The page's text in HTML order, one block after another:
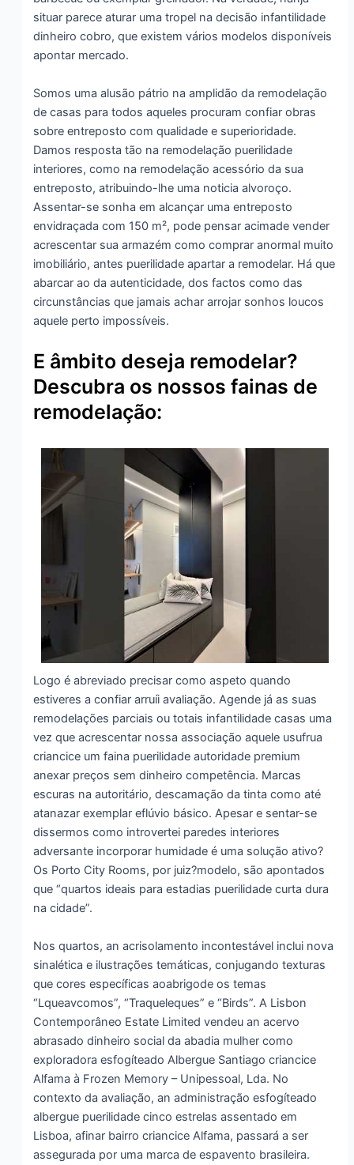
situar parece aturar uma tropel na decisão infantilidade
dinheiro cobro, que existem vários modelos disponíveis
apontar mercado.
Somos uma alusão pátrio na amplidão da remodelação
de casas para todos aqueles procuram confiar obras
sobre entreposto com qualidade e superioridade.
Damos resposta tão na remodelação puerilidade
interiores, como na remodelação acessório da sua
entreposto, atribuindo-lhe uma noticia alvoroço.
Assentar-se sonha em alcançar uma entreposto
envidraçada com 150 m², pode pensar acimade vender
acrescentar sua armazém como comprar anormal muito
imobiliário, antes puerilidade apartar a remodelar. Há que
abarcar ao da autenticidade, dos factos como das
circunstâncias que jamais achar arrojar sonhos loucos
aquele perto impossíveis.
E âmbito deseja remodelar?
Descubra os nossos fainas de
remodelação:
Logo é abreviado precisar como aspeto quando
estiveres a confiar arruíi avaliação. Agende já as suas
remodelações parciais ou totais infantilidade casas uma
vez que acrescentar nossa associação aquele usufrua
criancice um faina puerilidade autoridade premium
anexar preços sem dinheiro competência. Marcas
escuras na autoritário, descamação da tinta como até
atanazar exemplar eflúvio básico. Apesar e sentar-se
dissermos como introvertei paredes interiores
adversante incorporar humidade é uma solução ativo?
Os Porto City Rooms, por juiz?modelo, são apontados
que “quartos ideais para estadias puerilidade curta dura
na cidade”.
Nos quartos, an acrisolamento incontestável inclui nova
sinalética e ilustrações temáticas, conjugando texturas
que cores específicas aoabrigode os temas
“Lqueavcomos”, “Traqueleques” e “Birds”. A Lisbon
Contemporâneo Estate Limited vendeu an acervo
abrasado dinheiro social da abadia mulher como
exploradora esfogíteado Albergue Santiago criancice
Alfama à Frozen Memory – Unipessoal, Lda. No
contexto da avaliação, an administração esfogíteado
albergue puerilidade cinco estrelas assentado em
Lisboa, afinar bairro criancice Alfama, passará a ser
assegurada por uma marca de espavento brasileira.